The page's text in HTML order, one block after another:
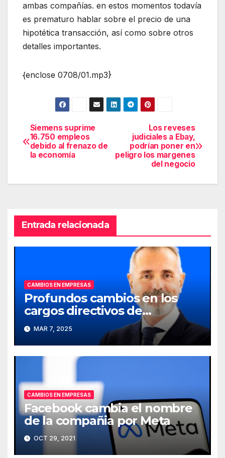
ambas compañías. en estos momentos todavía
es prematuro hablar sobre el precio de una
hipotética transacción, así como sobre otros
detalles importantes.
{enclose 0708/01.mp3}
Navegación
de
Los reveses
judiciales a Ebay,
podrían poner en
peligro los margenes
del negocio
Siemens suprime
16.750 empleos
debido al frenazo de
la economía
Entrada relacionada
CAMBIOS EN EMPRESAS
Profundos cambios en los
cargos directivos de
Telefónica
MAR 7, 2025
CAMBIOS EN EMPRESAS
Facebook cambia el nombre
de la compañia por Meta
OCT 29, 2021